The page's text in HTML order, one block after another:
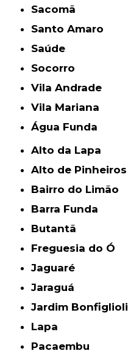
Sacomã
Santo Amaro
Saúde
Socorro
Vila Andrade
Vila Mariana
Água Funda
Alto da Lapa
Alto de Pinheiros
Bairro do Limão
Barra Funda
Butantã
Freguesia do Ó
Jaguaré
Jaraguá
Jardim Bonfiglioli
Lapa
Pacaembu